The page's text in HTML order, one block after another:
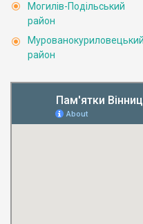
Могилів-Подільський
район
Мурованокуриловецький
район